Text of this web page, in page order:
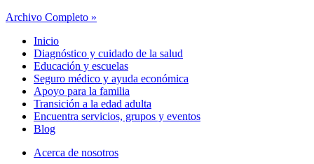
Archivo Completo »
Inicio
Diagnóstico y cuidado de la salud
Educación y escuelas
Seguro médico y ayuda económica
Apoyo para la familia
Transición a la edad adulta
Encuentra servicios, grupos y eventos
Blog
Acerca de nosotros